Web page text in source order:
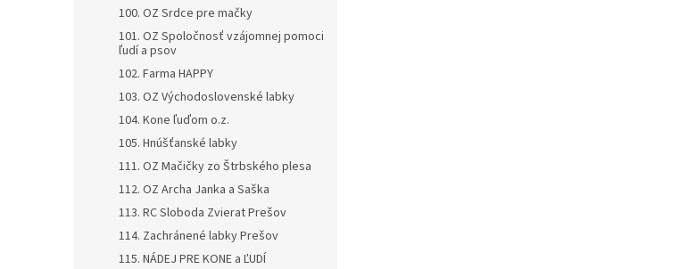
100. OZ Srdce pre mačky
101. OZ Spoločnosť vzájomnej pomoci
ľudí a psov
102. Farma HAPPY
103. OZ Východoslovenské labky
104. Kone ľuďom o.z.
105. Hnúšťanské labky
111. OZ Mačičky zo Štrbského plesa
112. OZ Archa Janka a Saška
113. RC Sloboda Zvierat Prešov
114. Zachránené labky Prešov
115. NÁDEJ PRE KONE a ĽUDÍ